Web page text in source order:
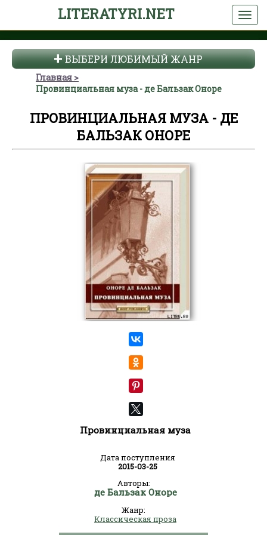
LITERATYRI.NET
ВЫБЕРИ ЛЮБИМЫЙ ЖАНР
Главная
Провинциальная муза - де Бальзак Оноре
ПРОВИНЦИАЛЬНАЯ МУЗА - ДЕ
БАЛЬЗАК ОНОРЕ
Провинциальная муза
Дата поступления
2015-03-25
Авторы:
де Бальзак Оноре
Жанр:
Классическая проза